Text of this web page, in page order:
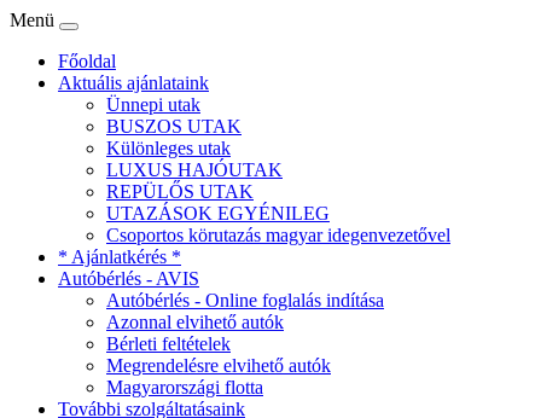
Menü
Főoldal
Aktuális ajánlataink
Ünnepi utak
BUSZOS UTAK
Különleges utak
LUXUS HAJÓUTAK
REPÜLŐS UTAK
UTAZÁSOK EGYÉNILEG
Csoportos körutazás magyar idegenvezetővel
* Ajánlatkérés *
Autóbérlés - AVIS
Autóbérlés - Online foglalás indítása
Azonnal elvihető autók
Bérleti feltételek
Megrendelésre elvihető autók
Magyarországi flotta
További szolgáltatásaink